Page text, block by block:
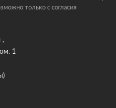
только с согласия
,
1